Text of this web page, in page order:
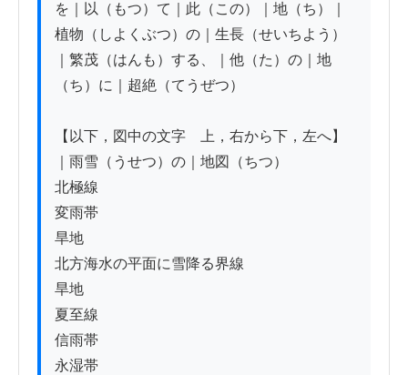
を｜以（もつ）て｜此（この）｜地（ち）｜
植物（しよくぶつ）の｜生長（せいちよう）
｜繁茂（はんも）する、｜他（た）の｜地
（ち）に｜超絶（てうぜつ）
【以下，図中の文字　上，右から下，左へ】
｜雨雪（うせつ）の｜地図（ちつ）
北極線
変雨帯
旱地
北方海水の平面に雪降る界線
旱地
夏至線
信雨帯
永湿帯